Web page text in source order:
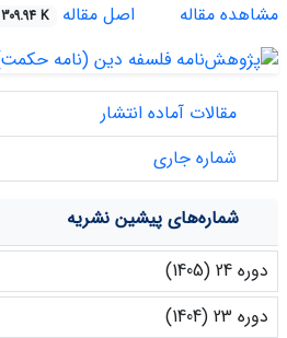
مشاهده مقاله
اصل مقاله 309.94 K
مقالات آماده انتشار
شماره جاری
شماره‌های پیشین نشریه
دوره 24 (1405)
دوره 23 (1404)